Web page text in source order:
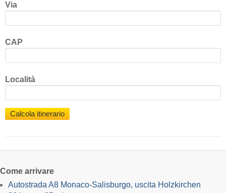
Via
CAP
Località
Calcola itinerario
Come arrivare
Autostrada A8 Monaco-Salisburgo, uscita Holzkirchen